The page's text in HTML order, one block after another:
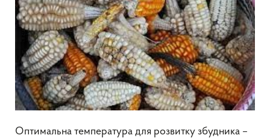
Оптимальна температура для розвитку збудника –